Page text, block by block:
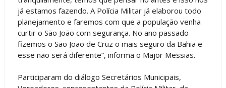
já estamos fazendo. A Polícia Militar já elaborou todo
planejamento e faremos com que a população venha
curtir o São João com segurança. No ano passado
fizemos o São João de Cruz o mais seguro da Bahia e
esse não será diferente”, informa o Major Messias.
Participaram do diálogo Secretários Municipais,